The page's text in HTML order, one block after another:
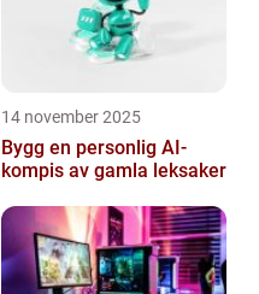
14 november 2025
Bygg en personlig AI-
kompis av gamla leksaker